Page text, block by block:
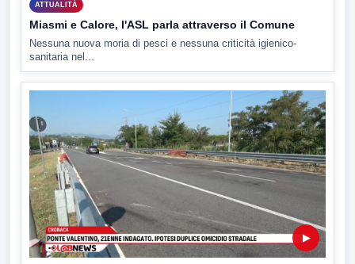
ATTUALITÀ
Miasmi e Calore, l'ASL parla attraverso il Comune
Nessuna nuova moria di pesci e nessuna criticità igienico-
sanitaria nel...
▶